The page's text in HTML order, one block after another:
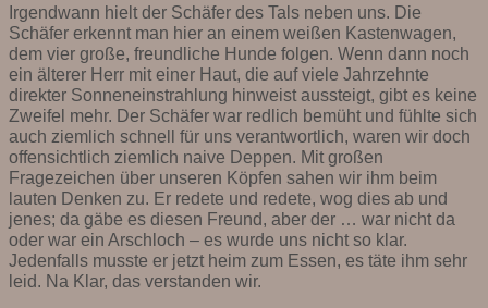
Irgendwann hielt der Schäfer des Tals neben uns. Die
Schäfer erkennt man hier an einem weißen Kastenwagen,
dem vier große, freundliche Hunde folgen. Wenn dann noch
ein älterer Herr mit einer Haut, die auf viele Jahrzehnte
direkter Sonneneinstrahlung hinweist aussteigt, gibt es keine
Zweifel mehr. Der Schäfer war redlich bemüht und fühlte sich
auch ziemlich schnell für uns verantwortlich, waren wir doch
offensichtlich ziemlich naive Deppen. Mit großen
Fragezeichen über unseren Köpfen sahen wir ihm beim
lauten Denken zu. Er redete und redete, wog dies ab und
jenes; da gäbe es diesen Freund, aber der … war nicht da
oder war ein Arschloch – es wurde uns nicht so klar.
Jedenfalls musste er jetzt heim zum Essen, es täte ihm sehr
leid. Na Klar, das verstanden wir.